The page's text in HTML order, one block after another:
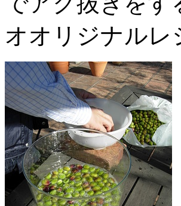
オオリジナルレ